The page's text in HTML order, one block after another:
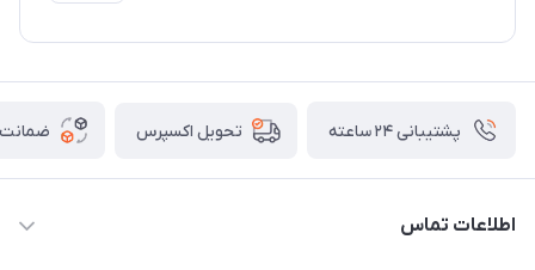
پشتیبانی ۲۴ ساعته تحویل اکسپرس ضمانت
اطلاعات تماس